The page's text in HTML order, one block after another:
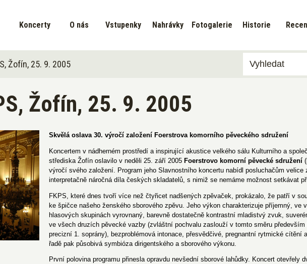
Koncerty O nás Vstupenky Nahrávky Fotogalerie Historie
Žofín, 25. 9. 2005
Žofín, 25. 9. 2005
Skvělá oslava 30. výročí založení Foerstrova komorního pěveckého sdružení
Koncertem v nádherném prostředí a inspirující akustice velkého sálu Kulturního a
střediska Žofín oslavilo v neděli 25. září 2005 Foerstrovo komorní pěvecké sdružení
výročí svého založení. Program jeho Slavnostního koncertu nabídl posluchačům velice
interpretačně náročná díla českých skladatelů, s nimiž se nemáme možnost setkávat
FKPS, které dnes tvoří více než čtyřicet nadšených zpěvaček, prokázalo, že patří v
ke špičce našeho ženského sborového zpěvu. Jeho výkon charakterizuje příjemný, ve
hlasových skupinách vyrovnaný, barevně dostatečně kontrastní mladistvý zvuk,
ve všech druzích pěvecké vazby (zvláštní pochvalu zaslouží v tomto směru především
precizní 1. soprány), bezproblémová intonace, přesvědčivé, pregnantní rytmické cítění
řadě pak působivá symbióza dirigentského a sborového výkonu.
První polovina programu přinesla opravdu nevšední sborové lahůdky. Koncert otevřely